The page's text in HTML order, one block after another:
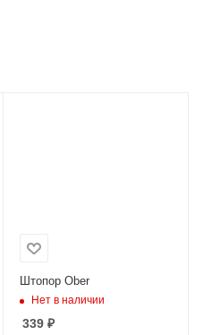
Штопор Ober
Нет в наличии
339₽